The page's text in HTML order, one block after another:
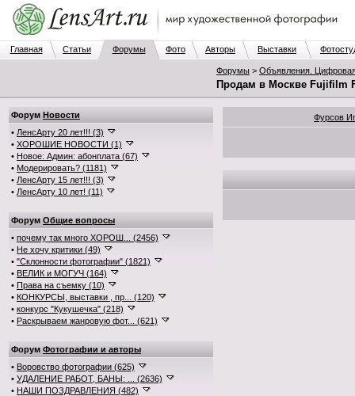
Главная Статьи Форумы Фото Авторы Выставки
Форумы > Объявления.
Продам в Москве Fujifilm
Форум Новости
• ЛенсАрту 20 лет!!! (3)
• ХОРОШИЕ НОВОСТИ (1)
• Новое: Админ: абонплата (67)
• Модерировать? (1181)
• ЛенсАрту 15 лет!!! (3)
• ЛенсАрту 10 лет! (11)
Форум Общие вопросы
• почему так много ХОРОШ... (2456)
• Не хочу критики (49)
• "Склонности фотографии" (1821)
• ВЕЛИК и МОГУЧ (164)
• Права на съемку (10)
• КОНКУРСЫ, выставки , пр... (120)
• конкурс "Кукушечка" (218)
• Раскрываем жанровую фот... (621)
Форум Фотографии и авторы
• Воровство фотографии (625)
• УДАЛЕНИЕ РАБОТ, БАНЫ: ... (2636)
• НАШИ ПОЗДРАВЛЕНИЯ (482)
Фурсов